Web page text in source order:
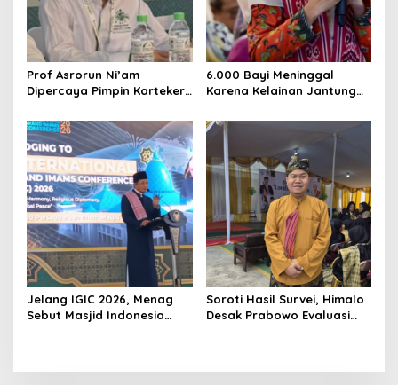
Prof Asrorun Ni’am
Dipercaya Pimpin Karteker
Regenerasi Kepemimpinan
NU
6.000 Bayi Meninggal
Karena Kelainan Jantung
Pemerataan Operasi
Jantung Anak
Jelang IGIC 2026, Menag
Sebut Masjid Indonesia
Soroti Hasil Survei, Himalo
Desak Prabowo Evaluasi